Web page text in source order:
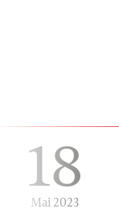
18
Mai 2023